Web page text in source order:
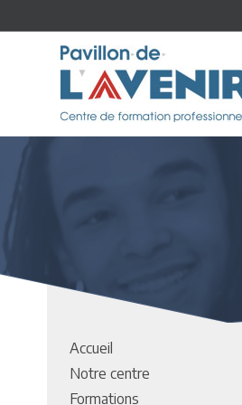
Accueil
Notre centre
Formations